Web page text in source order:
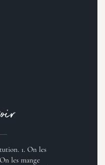
1. On les
les mange